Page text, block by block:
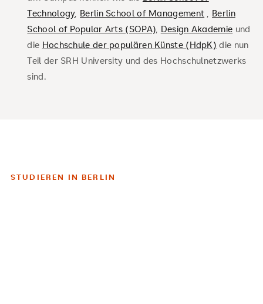
Technology, Berlin School of Management , Berlin
School of Popular Arts (SOPA), Design Akademie und
die Hochschule der populären Künste (HdpK) die nun
Teil der SRH University und des Hochschulnetzwerks
sind.
STUDIEREN IN BERLIN